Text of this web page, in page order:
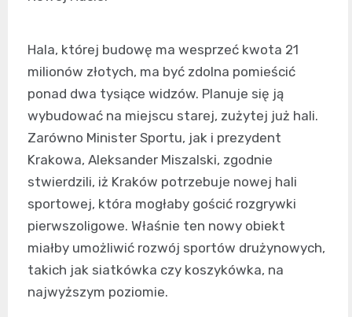
Hala, której budowę ma wesprzeć kwota 21
milionów złotych, ma być zdolna pomieścić
ponad dwa tysiące widzów. Planuje się ją
wybudować na miejscu starej, zużytej już hali.
Zarówno Minister Sportu, jak i prezydent
Krakowa, Aleksander Miszalski, zgodnie
stwierdzili, iż Kraków potrzebuje nowej hali
sportowej, która mogłaby gościć rozgrywki
pierwszoligowe. Właśnie ten nowy obiekt
miałby umożliwić rozwój sportów drużynowych,
takich jak siatkówka czy koszykówka, na
najwyższym poziomie.